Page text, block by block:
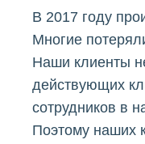
В 2017 году
Многие
Наши клиенты
действующих
сотрудников в
Поэтому наших